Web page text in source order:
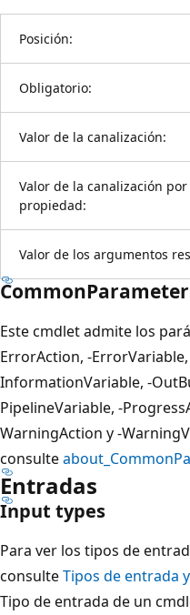
Posición:
Obligatorio:
Valor de la canalización:
Valor de la canalización
propiedad:
Valor de los argumentos
Este cmdlet admite los
ErrorAction, -
InformationVariable, -
PipelineVariable, -
WarningAction y -
consulte
Entradas
Input types
Para ver los tipos de
consulteTipos de entrada
Tipo de entrada de un